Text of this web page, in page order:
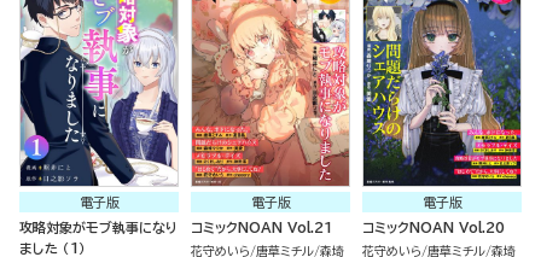
電子版
攻略対象がモブ執事になり
ました （1）
電子版
コミックNOAN Vol.21
花守めいら 唐草ミチル 森埼
電子版
コミックNOAN Vol.20
花守めいら 唐草ミチル 森埼